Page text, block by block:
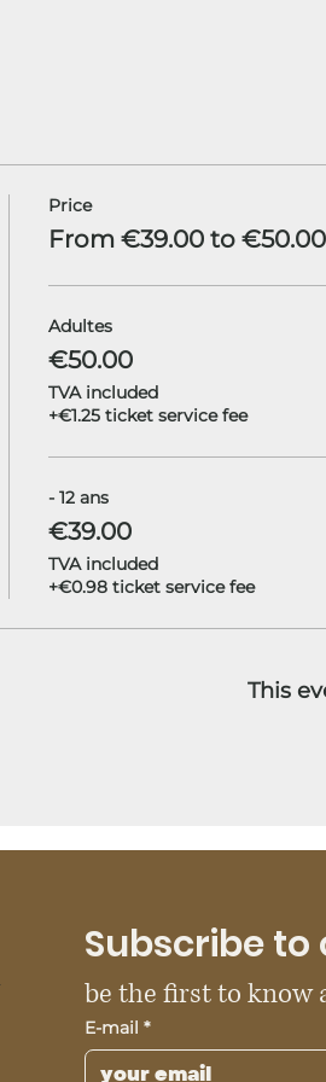
Price
From €39.00 to €50.00
Adultes
€50.00
TVA included
+€1.25 ticket service fee
- 12 ans
€39.00
TVA included
+€0.98 ticket service fee
This
Subscribe
be the first to know
E-mail *